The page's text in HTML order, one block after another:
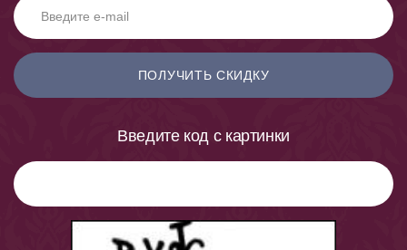
ПОЛУЧИТЬ СКИДКУ
Введите код с картинки